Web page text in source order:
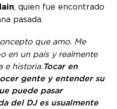
, quien fue encontrado
pasada.
que amo. Me
en un país y realmente
e historia. Tocar en
gente y entender su
puede pasar
del DJ es usualmente